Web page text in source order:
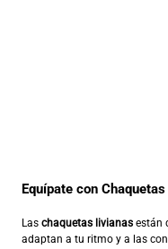
Equípate con
Las chaquetas livianas están
adaptan a tu ritmo y a las